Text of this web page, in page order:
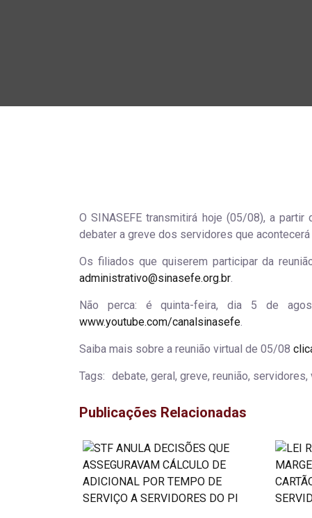
O SINASEFE transmitirá hoje (05/08), a
debater a greve dos servidores que acontecerá
Os filiados que quiserem participar da
administrativo@sinasefe.org.br
Não perca: é quinta-feira, dia 5 de
www.youtube.com/canalsinasefe
Saiba mais sobre a reunião virtual de 05/08
Tags: debate, geral, greve, reunião, servidores,
Publicações Relacionadas